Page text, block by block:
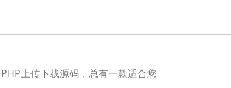
上传下载源码，总有一款适合您